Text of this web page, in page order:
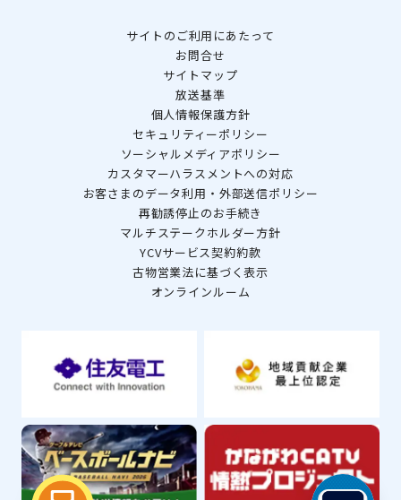
サイトのご利用にあたって
お問合せ
サイトマップ
放送基準
個人情報保護方針
セキュリティーポリシー
ソーシャルメディアポリシー
カスタマーハラスメントへの対応
お客さまのデータ利用・外部送信ポリシー
再勧誘停止のお手続き
マルチステークホルダー方針
YCVサービス契約約款
古物営業法に基づく表示
オンラインルーム